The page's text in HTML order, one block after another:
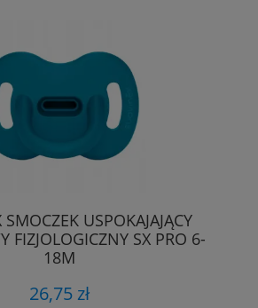
USPOKAJAJĄCY
FIZJOLOGICZNY SX PRO 6-
18M
26,75 zł